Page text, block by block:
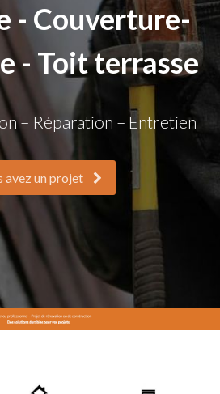
- Couverture-
- Toit terrasse
– Réparation – Entretien
avez un projet